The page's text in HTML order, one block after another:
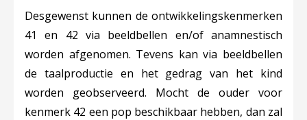
Desgewenst kunnen de ontwikkelingskenmerken
41 en 42 via beeldbellen en/of anamnestisch
worden afgenomen. Tevens kan via beeldbellen
de taalproductie en het gedrag van het kind
worden geobserveerd. Mocht de ouder voor
kenmerk 42 een pop beschikbaar hebben, dan zal